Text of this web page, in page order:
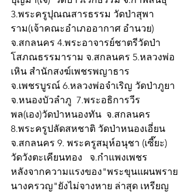
3.พระครูปุณณสารธรรม วัดป่าสุพา
ราม(เจ้าคณะอำเภออากาศ อำนวย)
จ.สกลนคร 4.พระอาจารย์ชาตรีวัดป่า
โสภณธรรมาราม จ.สกลนคร 5.หลวงพ่อ
เหิน สำนักสงฆ์เพชรพญาธาร
จ.เพชรบูรณ์ 6.หลวงพ่อจำเริญ วัดป่าภูยา
จ.หนองบัวลำภู  7.พระอธิการวีร
พล(เอง)วัดป่าหนองทัน  จ.สกลนคร
8.พระครูปลัดสหชาติ วัดป่าหนองเอี่ยน
จ.สกลนคร 9. พระครูสมุห์อนุชา (เซี๊ยะ)
วัดวังตะเคียนทอง   จ.กำแพงเพชร
หลังจากความแรงของ"พระขุนแผนพราย
นางครวญ"ยังไม่จางหาย ล่าสุด เหรียญ